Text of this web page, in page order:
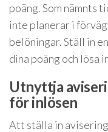
poäng. Som nämnts
inte planerar i
belöningar. Ställ in
dina poäng och lösa
Utnyttja
för inlösen
Att ställa in